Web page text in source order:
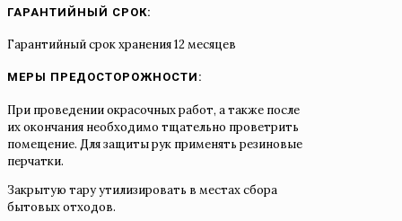
ГАРАНТИЙНЫЙ СРОК:
Гарантийный срок хранения 12 месяцев
МЕРЫ ПРЕДОСТОРОЖНОСТИ:
При проведении окрасочных работ, а также после
их окончания необходимо тщательно проветрить
помещение. Для защиты рук применять резиновые
перчатки.
Закрытую тару утилизировать в местах сбора
бытовых отходов.